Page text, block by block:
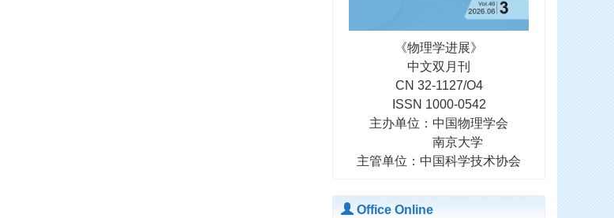
《物理学进展》
中文双月刊
CN 32-1127/O4
ISSN 1000-0542
主办单位：中国物理学会
南京大学
主管单位：中国科学技术协会
Office Online